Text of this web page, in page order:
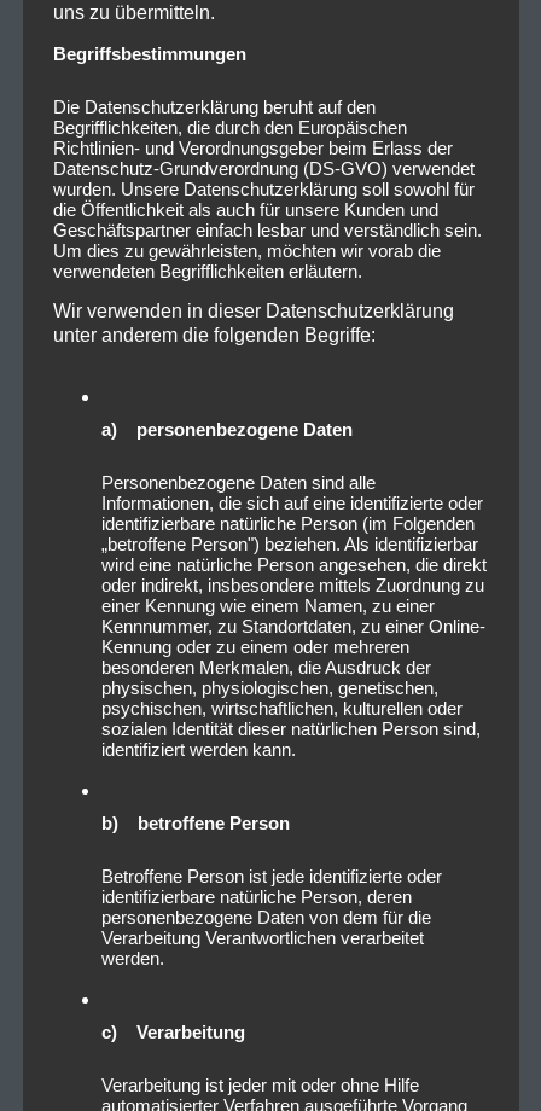
uns zu übermitteln.
Begriffsbestimmungen
Die Datenschutzerklärung beruht auf den
Begrifflichkeiten, die durch den Europäischen
Richtlinien- und Verordnungsgeber beim Erlass der
Datenschutz-Grundverordnung (DS-GVO) verwendet
wurden. Unsere Datenschutzerklärung soll sowohl für
die Öffentlichkeit als auch für unsere Kunden und
Geschäftspartner einfach lesbar und verständlich sein.
Um dies zu gewährleisten, möchten wir vorab die
verwendeten Begrifflichkeiten erläutern.
Wir verwenden in dieser Datenschutzerklärung
unter anderem die folgenden Begriffe:
a) personenbezogene Daten
Personenbezogene Daten sind alle
Informationen, die sich auf eine identifizierte oder
identifizierbare natürliche Person (im Folgenden
„betroffene Person") beziehen. Als identifizierbar
wird eine natürliche Person angesehen, die direkt
oder indirekt, insbesondere mittels Zuordnung zu
einer Kennung wie einem Namen, zu einer
Kennnummer, zu Standortdaten, zu einer Online-
Kennung oder zu einem oder mehreren
besonderen Merkmalen, die Ausdruck der
physischen, physiologischen, genetischen,
psychischen, wirtschaftlichen, kulturellen oder
sozialen Identität dieser natürlichen Person sind,
identifiziert werden kann.
b) betroffene Person
Betroffene Person ist jede identifizierte oder
identifizierbare natürliche Person, deren
personenbezogene Daten von dem für die
Verarbeitung Verantwortlichen verarbeitet
werden.
c) Verarbeitung
Verarbeitung ist jeder mit oder ohne Hilfe
automatisierter Verfahren ausgeführte Vorgang